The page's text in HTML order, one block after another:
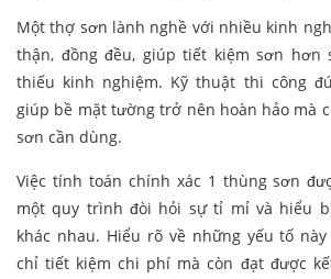
Một thợ sơn lành nghề với nhiều kinh
thận, đồng đều, giúp tiết kiệm sơn hơn
thiếu kinh nghiệm. Kỹ thuật thi công
giúp bề mặt tường trở nên hoàn hảo mà
sơn cần dùng.
Việc tính toán chính xác 1 thùng sơn
một quy trình đòi hỏi sự tỉ mỉ và hiểu
khác nhau. Hiểu rõ về những yếu tố
chỉ tiết kiệm chi phí mà còn đạt được